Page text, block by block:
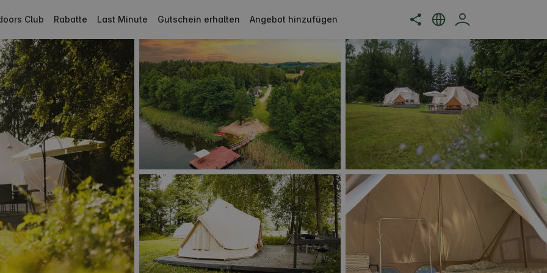
Club Rabatte Last Minute Gutschein erhalten Angebot hinzufügen